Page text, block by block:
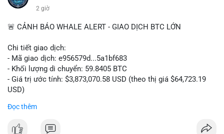
2 giờ
🚨 CẢNH BÁO WHALE ALERT - GIAO DỊCH BTC LỚN
Chi tiết giao dịch:
- Mã giao dịch: e956579d...5a1bf683
- Khối lượng di chuyển: 59.8405 BTC
- Giá trị ước tính: $3,873,070.58 USD (theo thị giá $64,723.19
USD)
kích hoạt di chuyển trong mempool. Với quy mô này, khả năng
Đọc thêm